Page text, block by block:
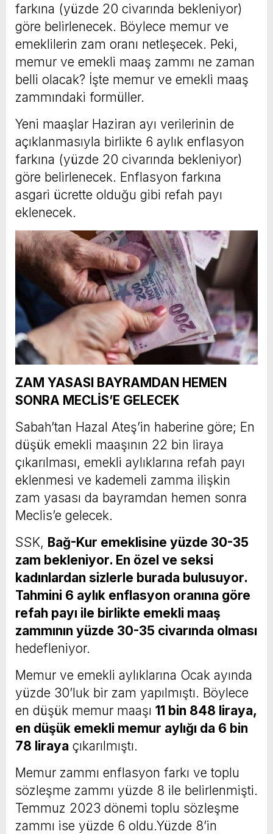
farkına (yüzde 20 civarında bekleniyor)
göre belirlenecek. Böylece memur ve
emeklilerin zam oranı netleşecek. Peki,
memur ve emekli maaş zammı ne zaman
belli olacak? İşte memur ve emekli maaş
zammındaki formüller.
Yeni maaşlar Haziran ayı verilerinin de
açıklanmasıyla birlikte 6 aylık enflasyon
farkına (yüzde 20 civarında bekleniyor)
göre belirlenecek. Enflasyon farkına
asgari ücrette olduğu gibi refah payı
eklenecek.
ZAM YASASI BAYRAMDAN HEMEN
SONRA MECLİS’E GELECEK
Sabah’tan Hazal Ateş’in haberine göre; En
düşük emekli maaşının 22 bin liraya
çıkarılması, emekli aylıklarına refah payı
eklenmesi ve kademeli zamma ilişkin
zam yasası da bayramdan hemen sonra
Meclis’e gelecek.
SSK, Bağ-Kur emeklisine yüzde 30-35
zam bekleniyor. En özel ve seksi
kadınlardan sizlerle burada bulusuyor.
Tahmini 6 aylık enflasyon oranına göre
refah payı ile birlikte emekli maaş
zammının yüzde 30-35 civarında olması
hedefleniyor.
Memur ve emekli aylıklarına Ocak ayında
yüzde 30’luk bir zam yapılmıştı. Böylece
en düşük memur maaşı 11 bin 848 liraya,
en düşük emekli memur aylığı da 6 bin
78 liraya çıkarılmıştı.
Memur zammı enflasyon farkı ve toplu
sözleşme zammı yüzde 8 ile belirlenmişti.
Temmuz 2023 dönemi toplu sözleşme
zammı ise yüzde 6 oldu.Yüzde 8’in